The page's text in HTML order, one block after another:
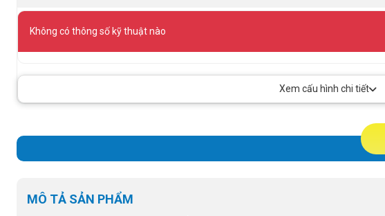
Không có thông số kỹ thuật nào
Xem cấu hình chi tiết
MÔ TẢ SẢN PHẨM